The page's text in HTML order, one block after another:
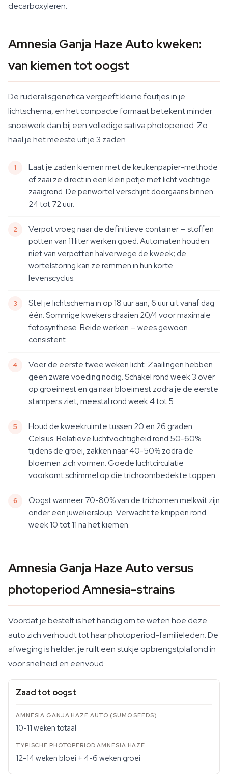
decarboxyleren.
Amnesia Ganja Haze Auto kweken:
van kiemen tot oogst
De ruderalisgenetica vergeeft kleine foutjes in je
lichtschema, en het compacte formaat betekent minder
snoeiwerk dan bij een volledige sativa photoperiod. Zo
haal je het meeste uit je 3 zaden.
Laat je zaden kiemen met de keukenpapier-methode
of zaai ze direct in een klein potje met licht vochtige
zaaigrond. De penwortel verschijnt doorgaans binnen
24 tot 72 uur.
Verpot vroeg naar de definitieve container — stoffen
potten van 11 liter werken goed. Automaten houden
niet van verpotten halverwege de kweek; de
wortelstoring kan ze remmen in hun korte
levenscyclus.
Stel je lichtschema in op 18 uur aan, 6 uur uit vanaf dag
één. Sommige kwekers draaien 20/4 voor maximale
fotosynthese. Beide werken — wees gewoon
consistent.
Voer de eerste twee weken licht. Zaailingen hebben
geen zware voeding nodig. Schakel rond week 3 over
op groeimest en ga naar bloeimest zodra je de eerste
stampers ziet, meestal rond week 4 tot 5.
Houd de kweekruimte tussen 20 en 26 graden
Celsius. Relatieve luchtvochtigheid rond 50-60%
tijdens de groei, zakken naar 40-50% zodra de
bloemen zich vormen. Goede luchtcirculatie
voorkomt schimmel op die trichoombedekte toppen.
Oogst wanneer 70-80% van de trichomen melkwit zijn
onder een juweliersloup. Verwacht te knippen rond
week 10 tot 11 na het kiemen.
Amnesia Ganja Haze Auto versus
photoperiod Amnesia-strains
Voordat je bestelt is het handig om te weten hoe deze
auto zich verhoudt tot haar photoperiod-familieleden. De
afweging is helder: je ruilt een stukje opbrengstplafond in
voor snelheid en eenvoud.
Zaad tot oogst
10-11 weken totaal
12-14 weken bloei + 4-6 weken groei